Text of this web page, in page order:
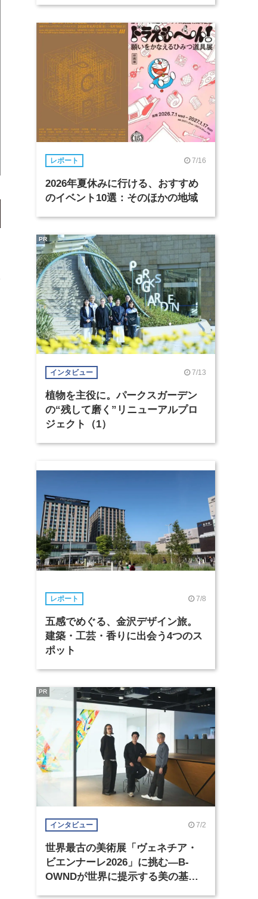
レポート 7/16
2026年夏休みに行ける、おすすめ
のイベント10選：そのほかの地域
インタビュー 7/13
植物を主役に。パークスガーデン
の“残して磨く”リニューアルプロ
ジェクト（1）
PR
レポート 7/8
五感でめぐる、金沢デザイン旅。
建築・工芸・香りに出会う4つのス
ポット
インタビュー 7/2
世界最古の美術展「ヴェネチア・
ビエンナーレ2026」に挑む―B-
OWNDが世界に提示する美の基準
PR